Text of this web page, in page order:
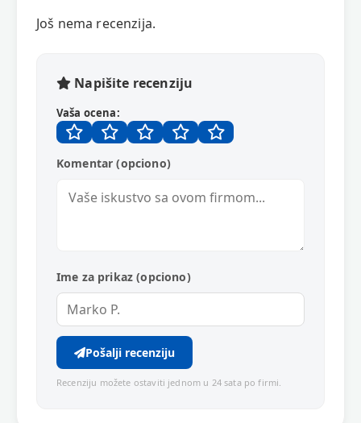
Još nema recenzija.
Napišite recenziju
Vaša ocena:
Komentar (opciono)
Ime za prikaz (opciono)
Pošalji recenziju
Recenziju možete ostaviti jednom u 24 sata po firmi.